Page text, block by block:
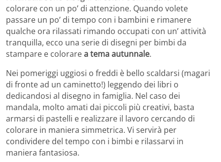
colorare con un po’ di attenzione. Quando volete
passare un po’ di tempo con i bambini e rimanere
qualche ora rilassati rimando occupati con un’ attività
tranquilla, ecco una serie di disegni per bimbi da
stampare e colorarea tema autunnale.
Nei pomeriggi uggiosi o freddi è bello scaldarsi (magari
di fronte ad un caminetto!) leggendo dei libri o
dedicandosi al disegno in famiglia. Nel caso dei
mandala, molto amati dai piccoli più creativi, basta
armarsi di pastelli e realizzare il lavoro cercando di
colorare in maniera simmetrica. Vi servirà per
condividere del tempo con i bimbi e rilassarvi in
maniera fantasiosa.